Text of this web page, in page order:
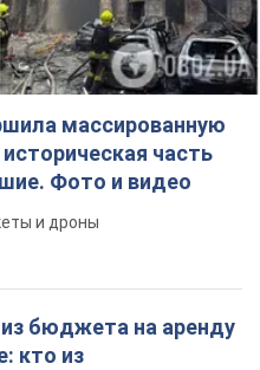
массированную
часть
Фото и видео
и дроны
бюджета на аренду
кто из